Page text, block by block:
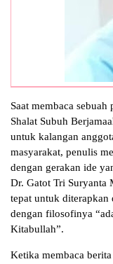
Saat membaca
Shalat Subuh
untuk kalangan
masyarakat, penulis
dengan gerakan ide
Dr. Gatot Tri Suryanta
tepat untuk diterapkan
dengan filosofinya
Kitabullah”.
Ketika membaca